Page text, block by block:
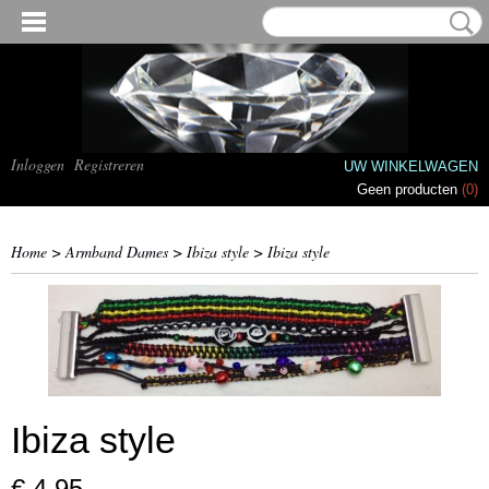
Inloggen Registreren
UW WINKELWAGEN
Geen producten (0)
Home >Armband Dames > Ibiza style > Ibiza style
Ibiza style